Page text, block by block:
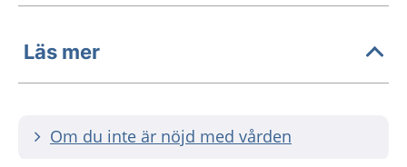
Läs mer
Om du inte är nöjd med vården